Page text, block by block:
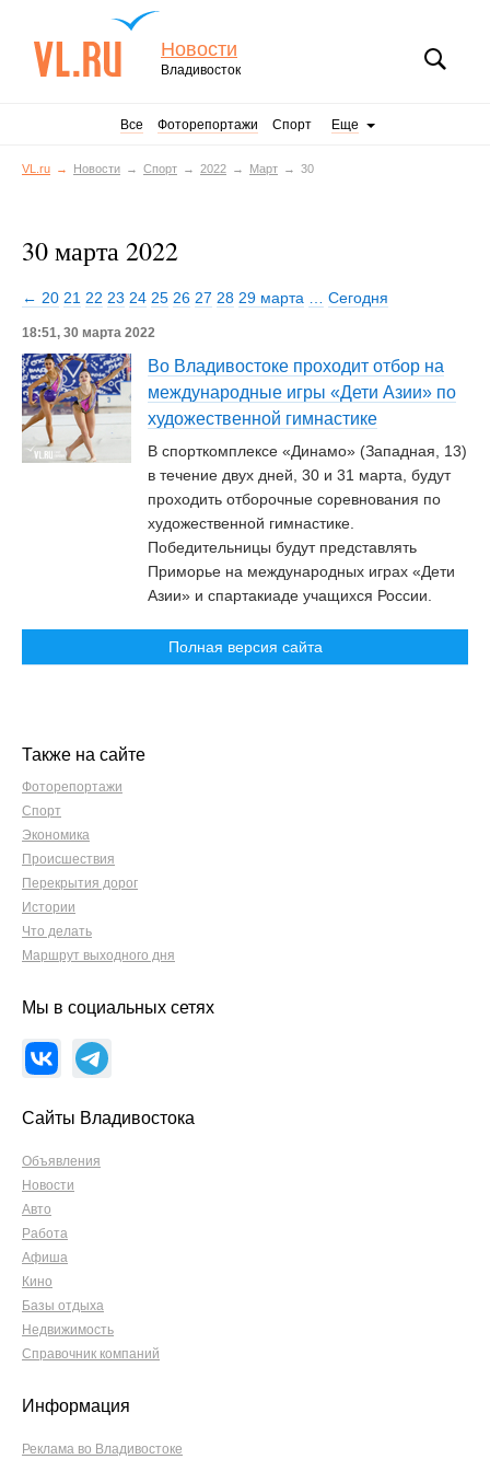
Новости
Владивосток
Все Фоторепортажи Спорт Еще
VL.ru Новости Спорт 2022 Март 30
30 марта 2022
← 20 21 22 23 24 25 26 27 28 29 марта Сегодня
18:51, 30 марта 2022
Во Владивостоке проходит отбор на
международные игры «Дети Азии» по
художественной гимнастике
В спорткомплексе «Динамо» (Западная, 13)
в течение двух дней, 30 и 31 марта, будут
проходить отборочные соревнования по
художественной гимнастике.
Победительницы будут представлять
Приморье на международных играх «Дети
Азии» и спартакиаде учащихся России.
Полная версия сайта
Также на сайте
Фоторепортажи
Спорт
Экономика
Происшествия
Перекрытия дорог
Истории
Что делать
Маршрут выходного дня
Мы в социальных сетях
Сайты Владивостока
Объявления
Новости
Авто
Работа
Афиша
Кино
Базы отдыха
Недвижимость
Справочник компаний
Информация
Реклама во Владивостоке